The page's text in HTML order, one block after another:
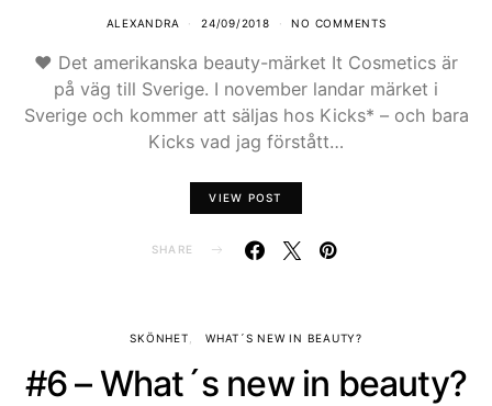
ALEXANDRA 24/09/2018 NO COMMENTS
♥ Det amerikanska beauty-märket It Cosmetics är
på väg till Sverige. I november landar märket i
Sverige och kommer att säljas hos Kicks* – och bara
Kicks vad jag förstått…
VIEW POST
SHARE
SKÖNHET WHAT´S NEW IN BEAUTY?
#6 – What´s new in beauty?